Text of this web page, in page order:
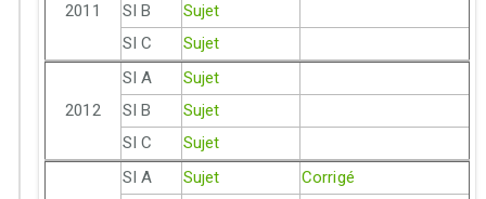
2011
SI B
Sujet
SI C
Sujet
2012
SI A
Sujet
SI B
Sujet
SI C
Sujet
SI A Sujet
Corrigé